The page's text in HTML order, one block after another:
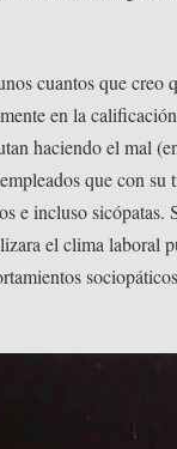
cuantos que creo
en la
haciendo el mal
que con su
e incluso sicópatas.
el clima laboral